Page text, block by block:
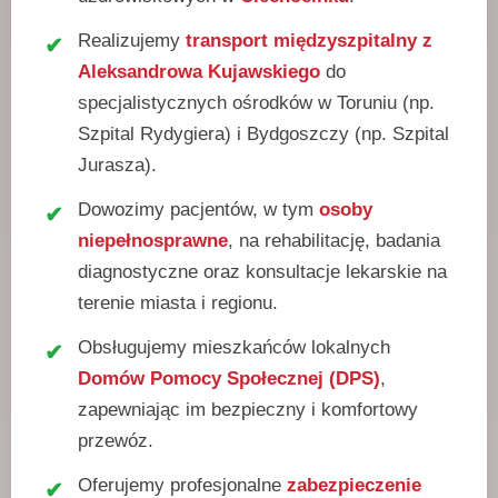
Realizujemy transport międzyszpitalny z
Aleksandrowa Kujawskiego do
specjalistycznych ośrodków w Toruniu (np.
Szpital Rydygiera) i Bydgoszczy (np. Szpital
Jurasza).
Dowozimy pacjentów, w tym osoby
niepełnosprawne, na rehabilitację, badania
diagnostyczne oraz konsultacje lekarskie na
terenie miasta i regionu.
Obsługujemy mieszkańców lokalnych
Domów Pomocy Społecznej (DPS),
zapewniając im bezpieczny i komfortowy
przewóz.
Oferujemy profesjonalne zabezpieczenie